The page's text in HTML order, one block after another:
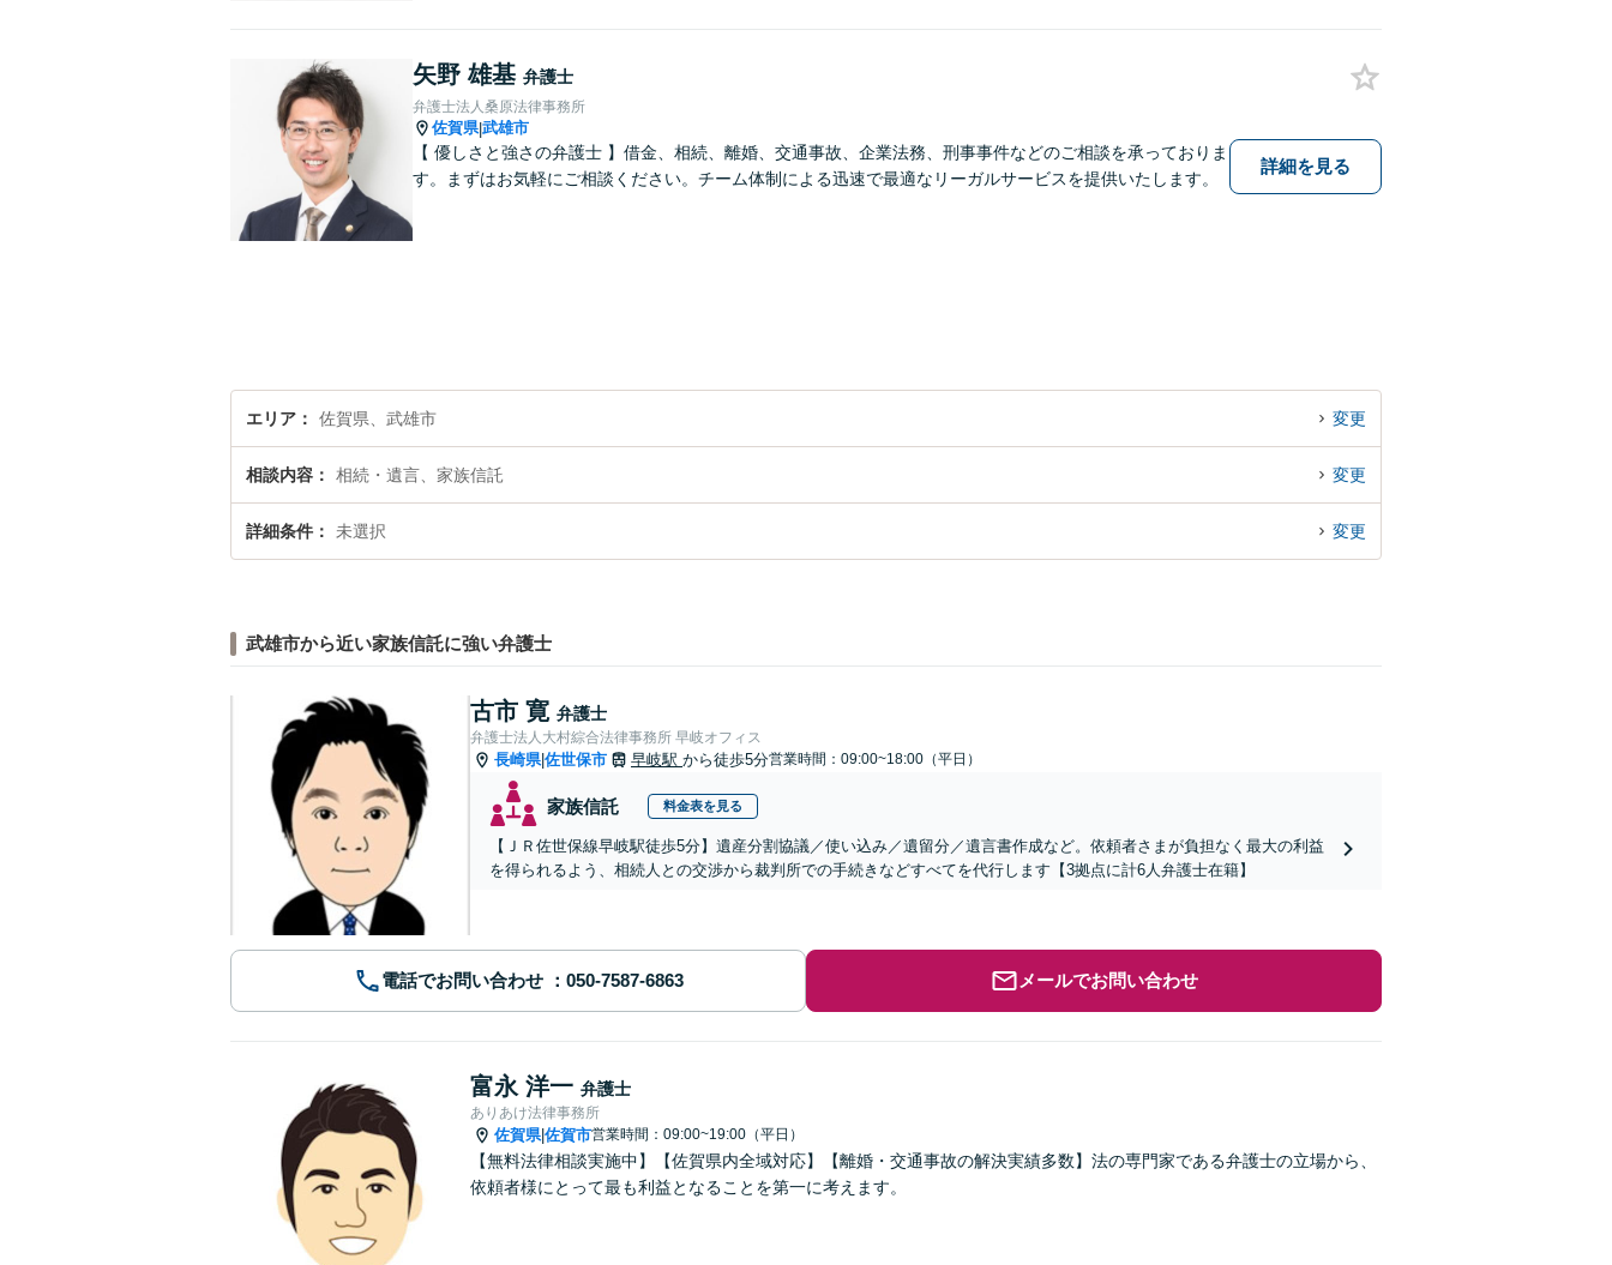
矢野 雄基 弁護士
弁護士法人桑原法律事務所
佐賀県|武雄市
【 優しさと強さの弁護士 】借金、相続、離婚、交通事故、企業法務、刑事事件などのご相談を承っておりま
す。まずはお気軽にご相談ください。チーム体制による迅速で最適なリーガルサービスを提供いたします。
詳細を見る
エリア 佐賀県、武雄市 変更
相談内容 相続・遺言、家族信託 変更
詳細条件 未選択 変更
武雄市から近い家族信託に強い弁護士
古市 寛 弁護士
弁護士法人大村綜合法律事務所 早岐オフィス
長崎県|佐世保市 早岐駅 から徒歩5分営業時間：09:00~18:00（平日）
家族信託 料金表を見る
【ＪＲ佐世保線早岐駅徒歩5分】遺産分割協議／使い込み／遺留分／遺言書作成など。依頼者さまが負担なく最大の利益
を得られるよう、相続人との交渉から裁判所での手続きなどすべてを代行します【3拠点に計6人弁護士在籍】
電話でお問い合わせ メールでお問い合わせ
富永 洋一 弁護士
ありあけ法律事務所
佐賀県|佐賀市営業時間：09:00~19:00（平日）
【無料法律相談実施中】【佐賀県内全域対応】【離婚・交通事故の解決実績多数】法の専門家である弁護士の立場から、
依頼者様にとって最も利益となることを第一に考えます。